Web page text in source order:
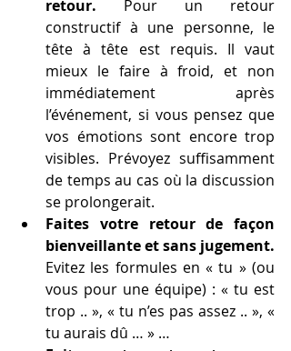
retour. Pour un retour
constructif à une personne, le
tête à tête est requis. Il vaut
mieux le faire à froid, et non
immédiatement après
l’événement, si vous pensez que
vos émotions sont encore trop
visibles. Prévoyez suffisamment
de temps au cas où la discussion
se prolongerait.
Faites votre retour de façon
bienveillante et sans jugement.
Evitez les formules en « tu » (ou
vous pour une équipe) : « tu est
trop .. », « tu n’es pas assez .. », «
tu aurais dû … » …